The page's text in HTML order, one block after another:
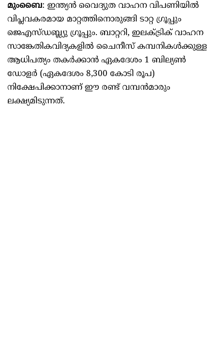
മുംബൈ: ഇന്ത്യന്‍ വൈദ്യുത വാഹന വിപണിയില്‍
വിപ്ലവകരമായ മാറ്റത്തിനൊരുങ്ങി ടാറ്റ ഗ്രൂപ്പും
ജെഎസ്ഡബ്ല്യു ഗ്രൂപ്പും. ബാറ്ററി, ഇലക്ട്രിക് വാഹന
സാങ്കേതികവിദ്യകളില്‍ ചൈനീസ് കമ്പനികള്‍ക്കുള്ള
ആധിപത്യം തകര്‍ക്കാന്‍ ഏകദേശം 1 ബില്യണ്‍
ഡോളര്‍ (ഏകദേശം 8,300 കോടി രൂപ)
നിക്ഷേപിക്കാനാണ് ഈ രണ്ട് വമ്പന്‍മാരും
ലക്ഷ്യമിടുന്നത്.